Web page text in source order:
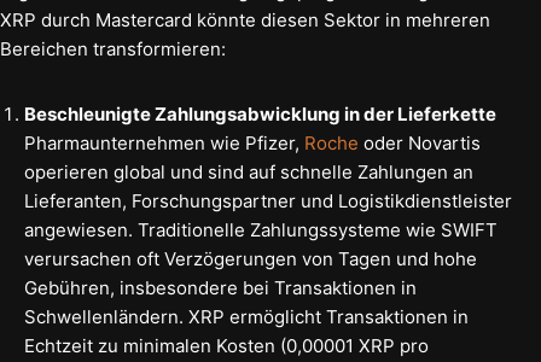
XRP durch Mastercard könnte diesen Sektor in mehreren
Bereichen transformieren:
Beschleunigte Zahlungsabwicklung in der Lieferkette
Pharmaunternehmen wie Pfizer, Roche oder Novartis
operieren global und sind auf schnelle Zahlungen an
Lieferanten, Forschungspartner und Logistikdienstleister
angewiesen. Traditionelle Zahlungssysteme wie SWIFT
verursachen oft Verzögerungen von Tagen und hohe
Gebühren, insbesondere bei Transaktionen in
Schwellenländern. XRP ermöglicht Transaktionen in
Echtzeit zu minimalen Kosten (0,00001 XRP pro